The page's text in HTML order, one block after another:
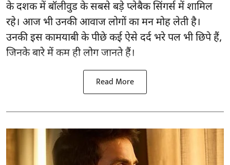
के दशक में बॉलीवुड के सबसे बड़े प्लेबैक सिंगर्स में शामिल
रहे। आज भी उनकी आवाज लोगों का मन मोह लेती है।
उनकी इस कामयाबी के पीछे कई ऐसे दर्द भरे पल भी छिपे हैं,
जिनके बारे में कम ही लोग जानते हैं।
Read More